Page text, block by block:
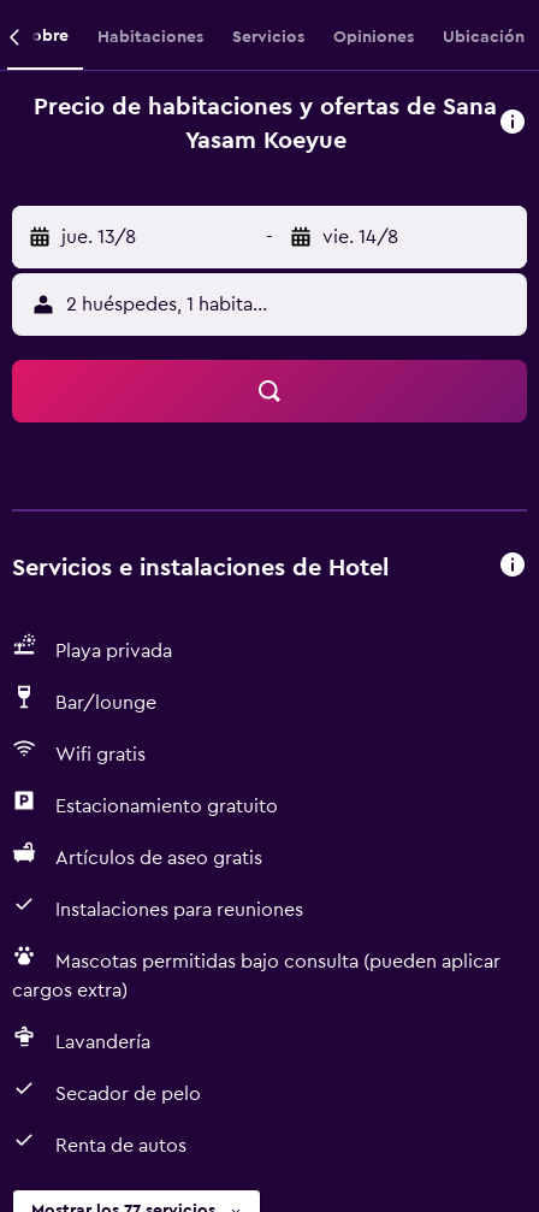
Sobre Habitaciones Servicios Opiniones Ubicación
Precio de habitaciones y ofertas de Sana
Yasam Koeyue
jue. 13/8 - vie. 14/8
2 huéspedes, 1 habitación
Servicios e instalaciones de Hotel
Playa privada
Bar/lounge
Wifi gratis
Estacionamiento gratuito
Artículos de aseo gratis
Instalaciones para reuniones
Mascotas permitidas bajo consulta (pueden aplicar
cargos extra)
Lavandería
Secador de pelo
Renta de autos